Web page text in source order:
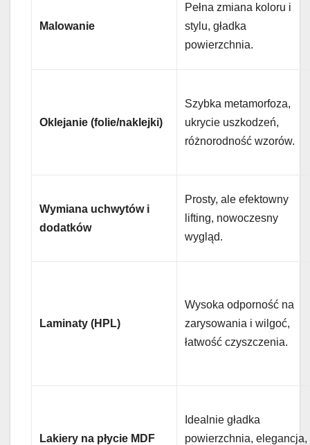
Malowanie
Pełna zmiana koloru i
stylu, gładka
powierzchnia.
Oklejanie (folie/naklejki)
Szybka metamorfoza,
ukrycie uszkodzeń,
różnorodność wzorów.
Wymiana uchwytów i
dodatków
Prosty, ale efektowny
lifting, nowoczesny
wygląd.
Laminaty (HPL)
Wysoka odporność na
zarysowania i wilgoć,
łatwość czyszczenia.
Lakiery na płycie MDF
Idealnie gładka
powierzchnia, elegancja,